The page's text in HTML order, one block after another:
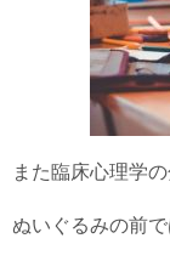
また臨床心理学
ぬいぐるみの前